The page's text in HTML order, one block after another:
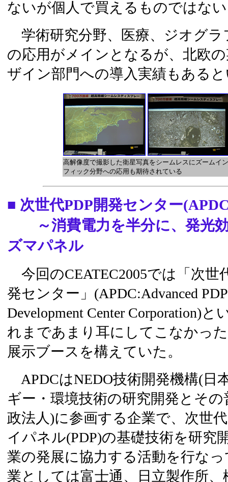
ないが個人で買えるものではな
学術研究分野、医療、ジオグ
の応用がメインとなるが、北欧
ザイン部門への導入実績もある
高解像度で撮影した衛星写真をシームレスにズームイ
フィック分野への応用も期待されている
■ 次世代PDP開発センター
～消費電力を半分に、発光効
ズマパネル
今回のCEATEC2005では「次世
発センター」(APDC:Advanced PDP
Development Center Corporation)と
れまであまり耳にしてこなかっ
展示ブースを構えていた。
APDCはNEDO技術開発機構(日
ギー・環境技術の研究開発とそ
政法人)に参画する企業で、次世
イパネル(PDP)の基礎技術を研究
業の発展に協力する活動を行な
業としては富士通、日立製作所